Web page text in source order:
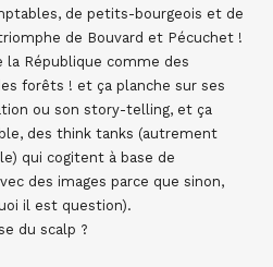
de petits-bourgeois et de
de Bouvard et Pécuchet !
la République comme des
forêts ! et ça planche sur ses
ou son story-telling, et ça
des think tanks (autrement
qui cogitent à base de
des images parce que sinon,
il est question).
du scalp ?